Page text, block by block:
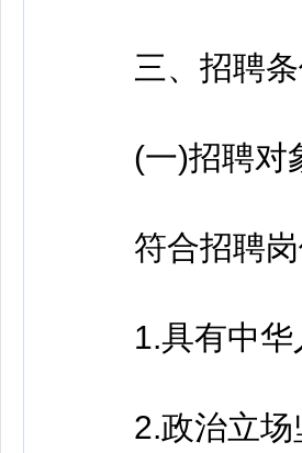
三、招聘条
(一)招聘对
符合招聘岗
1.具有中华
2.政治立场坚